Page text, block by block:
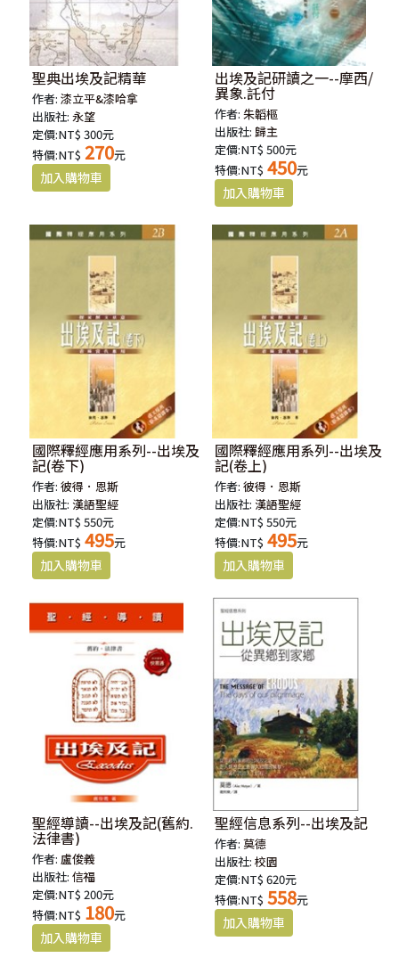
聖典出埃及記精華
作者:漆立平&漆哈拿
出版社:永望
定價:NT$ 300元
特價:NT$ 270元
出埃及記研讀之一--摩西/
異象.託付
作者:朱韜樞
出版社:歸主
定價:NT$ 500元
特價:NT$ 450元
國際釋經應用系列--出埃及
記(卷下)
作者:彼得．恩斯
出版社: 漢語聖經
定價:NT$ 550元
特價:NT$ 495元
國際釋經應用系列--出埃及
記(卷上)
作者:彼得．恩斯
出版社: 漢語聖經
定價:NT$ 550元
特價:NT$ 495元
聖經導讀--出埃及記(舊約.
法律書)
作者:盧俊義
出版社:信福
定價:NT$ 200元
特價:NT$ 180元
聖經信息系列--出埃及記
作者:莫德
出版社:校園
定價:NT$ 620元
特價:NT$ 558元